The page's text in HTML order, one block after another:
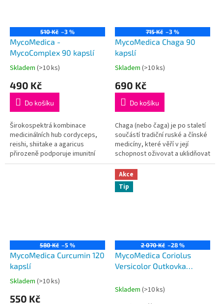
510 Kč –3 %
MycoMedica -
MycoComplex 90 kapslí
Průměrné
produktu
5,0
5
hvězdiček.
Skladem (>10 ks)
490 Kč
Do košíku
Širokospektrá kombinace
medicinálních hub cordyceps,
reishi, shiitake a agaricus
přirozeně podporuje imunitní
systém. Pro posílení účinku
715 Kč –3 %
MycoMedica Chaga 90
kapslí
Průměrné
produktu
5,0
5
hvězdiček.
Skladem (>10 ks)
690 Kč
Do košíku
Chaga (nebo čaga) je po staletí
součástí tradiční ruské a čínské
medicíny, které věří v její
schopnost oživovat a uklidňovat
tělo i ducha. Zvolte chagu s
nejoptimálnějším poměrem
účinných látek.
580 Kč –5 %
MycoMedica Curcumin 120
kapslí
Průměrné
produktu
Skladem (>10 ks)
550 Kč
Akce
Tip
2 070 Kč –28 %
MycoMedica Coriolus
Versicolor Outkovka
Skladem (>10 ks)